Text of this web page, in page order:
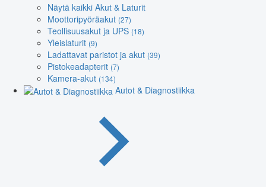
Näytä kaikki Akut & Laturit
Moottoripyöräakut (27)
Teollisuusakut ja UPS (18)
Yleislaturit (9)
Ladattavat paristot ja akut (39)
Pistokeadapterit (7)
Kamera-akut (134)
Autot & Diagnostiikka